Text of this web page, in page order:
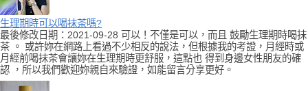
生理期時可以喝抹茶嗎?
最後修改日期：2021-09-28 可以！不僅是可以，而且 鼓勵生理期時喝抹
茶 。 或許妳在網路上看過不少相反的說法，但根據我的考證，月經時或
月經前喝抹茶會讓妳在生理期時更舒服，這點也 得到身邊女性朋友的確
認 ，所以我們歡迎妳親自來驗證，如能留言分享更好。